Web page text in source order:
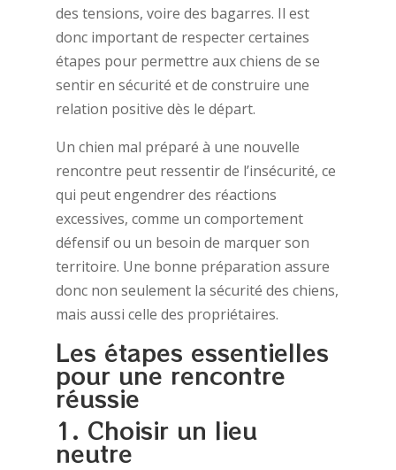
des tensions, voire des bagarres. Il est
donc important de respecter certaines
étapes pour permettre aux chiens de se
sentir en sécurité et de construire une
relation positive dès le départ.
Un chien mal préparé à une nouvelle
rencontre peut ressentir de l’insécurité, ce
qui peut engendrer des réactions
excessives, comme un comportement
défensif ou un besoin de marquer son
territoire. Une bonne préparation assure
donc non seulement la sécurité des chiens,
mais aussi celle des propriétaires.
Les étapes essentielles
pour une rencontre
réussie
1. Choisir un lieu
neutre